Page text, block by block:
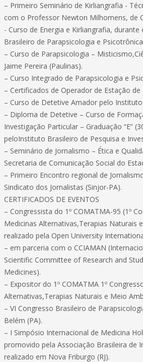
– Primeiro Seminário de Kirliangrafia -
com o Professor Newton Milhomens, de
- Curso de Energia e Kirliangrafia, durante
Brasileiro de Parapsicologia e
– Curso de Parapsicologia –
Jaime Pereira (Paulinas).
– Curso Integrado de Parapsicologia e
– Certificados de Operador de Estação de
– Curso de Detetive Amador pelo
– Diploma de Detetive – Curso de
Investigação Particular – Graduação “E”
peloInstituto Brasileiro de Pesquisa e
– Seminário de Jornalismo – Ética e
Secretaria de Comunicação Social do
– Primeiro Encontro regional de
Sindicato dos Jornalistas (Sinjor-PA).
CERTIFICADOS DE EVENTOS
– Congressista do 1º COMATMA-95 (1º
Medicinas Alternativas,Terapias Naturais
realizado pela Open University
– em parceria com o CCIAMAN
Scientific Committee of Research and
Medicines).
– Expositor do 1º COMATMA 1º
Alternativas,Terapias Naturais e Meio
– VI Congresso Brasileiro de
Belém (PA).
– I Simpósio Internacional de Medicina
promovido pela Associação Brasileira de
realizado em Nova Friburgo (RJ).